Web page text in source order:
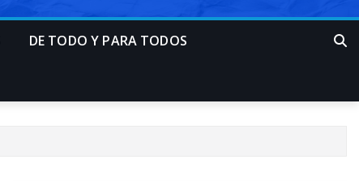
DE TODO Y PARA TODOS